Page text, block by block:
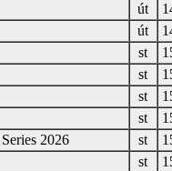
út
út
st
st
st
st
2026
st
st